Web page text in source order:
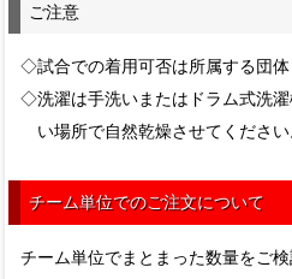
ご注意
◇試合での着用可否は所属する団体
◇洗濯は手洗いまたはドラム式洗
い場所で自然乾燥させてください
チーム単位でのご注文について
チーム単位でまとまった数量をご